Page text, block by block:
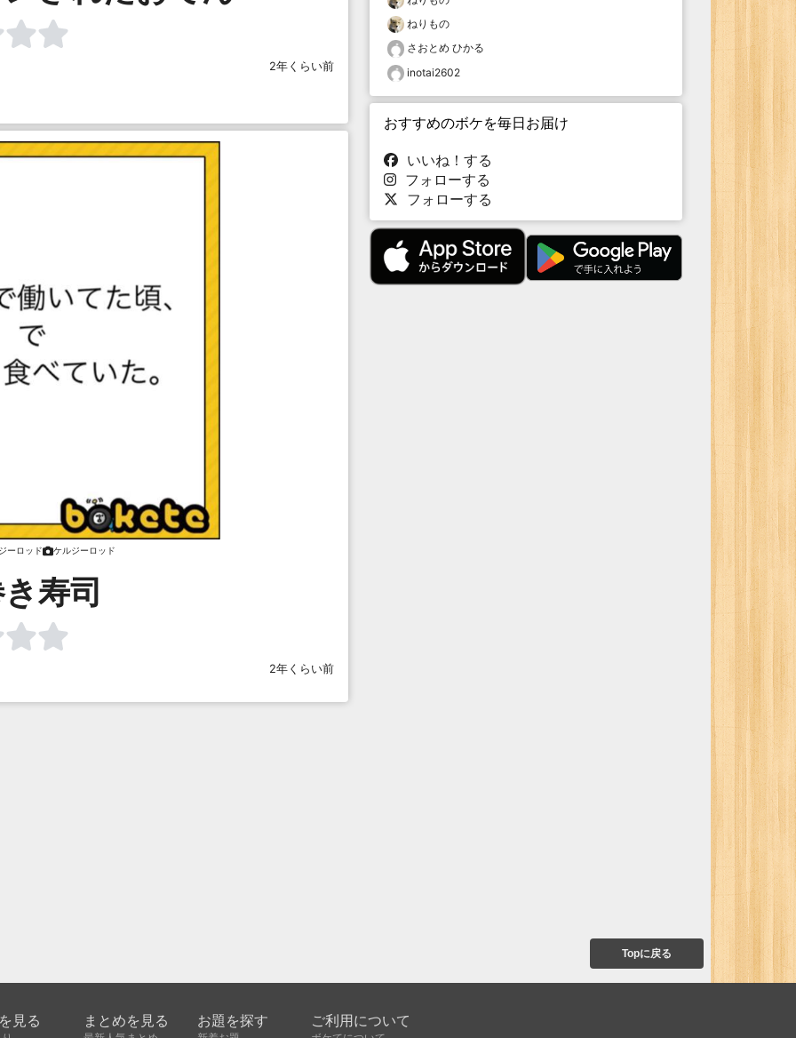
2年くらい前
ーロッド ケルジーロッド
寿司
2年くらい前
ねりもの
さおとめ ひかる
inotai2602
おすすめのボケを毎日お届け
いいね！する
フォローする
フォローする
Topに戻る
見る まとめを見る お題を探す ご利用について